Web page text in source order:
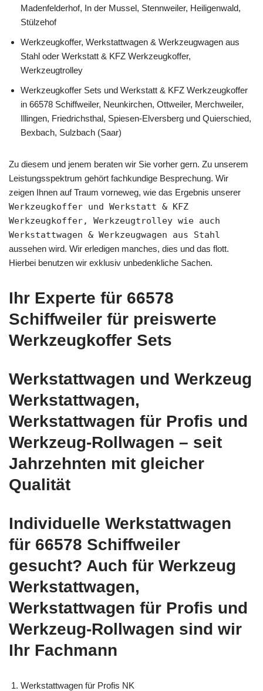
Madenfelderhof, In der Mussel, Stennweiler, Heiligenwald,
Stülzehof
Werkzeugkoffer, Werkstattwagen & Werkzeugwagen aus
Stahl oder Werkstatt & KFZ Werkzeugkoffer,
Werkzeugtrolley
Werkzeugkoffer Sets und Werkstatt & KFZ Werkzeugkoffer
in 66578 Schiffweiler, Neunkirchen, Ottweiler, Merchweiler,
Illingen, Friedrichsthal, Spiesen-Elversberg und Quierschied,
Bexbach, Sulzbach (Saar)
Zu diesem und jenem beraten wir Sie vorher gern. Zu unserem
Leistungsspektrum gehört fachkundige Besprechung. Wir
zeigen Ihnen auf Traum vorneweg, wie das Ergebnis unserer
Werkzeugkoffer und Werkstatt & KFZ
Werkzeugkoffer, Werkzeugtrolley wie auch
Werkstattwagen & Werkzeugwagen aus Stahl
aussehen wird. Wir erledigen manches, dies und das flott.
Hierbei benutzen wir exklusiv unbedenkliche Sachen.
Ihr Experte für 66578
Schiffweiler für preiswerte
Werkzeugkoffer Sets
Werkstattwagen und Werkzeug
Werkstattwagen,
Werkstattwagen für Profis und
Werkzeug-Rollwagen – seit
Jahrzehnten mit gleicher
Qualität
Individuelle Werkstattwagen
für 66578 Schiffweiler
gesucht? Auch für Werkzeug
Werkstattwagen,
Werkstattwagen für Profis und
Werkzeug-Rollwagen sind wir
Ihr Fachmann
Werkstattwagen für Profis NK